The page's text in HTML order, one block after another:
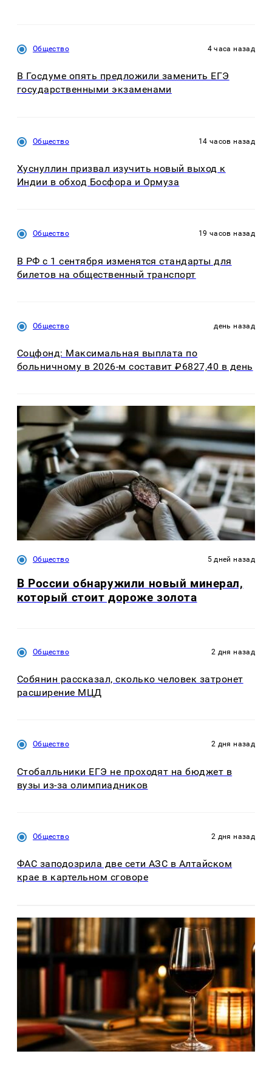
Общество 4 часа назад
В Госдуме опять предложили заменить ЕГЭ
государственными экзаменами
Общество 14 часов назад
Хуснуллин призвал изучить новый выход к
Индии в обход Босфора и Ормуза
Общество 19 часов назад
В РФ с 1 сентября изменятся стандарты для
билетов на общественный транспорт
Общество день назад
Соцфонд: Максимальная выплата по
больничному в 2026-м составит ₽6827,40 в день
Общество 5 дней назад
В России обнаружили новый минерал,
который стоит дороже золота
Общество 2 дня назад
Собянин рассказал, сколько человек затронет
расширение МЦД
Общество 2 дня назад
Стобалльники ЕГЭ не проходят на бюджет в
вузы из-за олимпиадников
Общество 2 дня назад
ФАС заподозрила две сети АЗС в Алтайском
крае в картельном сговоре